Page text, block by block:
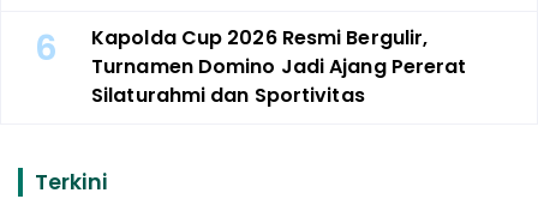
6
Kapolda Cup 2026 Resmi Bergulir,
Turnamen Domino Jadi Ajang Pererat
Silaturahmi dan Sportivitas
Terkini